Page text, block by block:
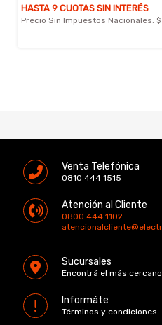
Venta Telefónica
0810 444 1515
Atención al Cliente
0800 444 1102
Sucursales
Encontrá el más cercano
Informáte
Términos y condiciones